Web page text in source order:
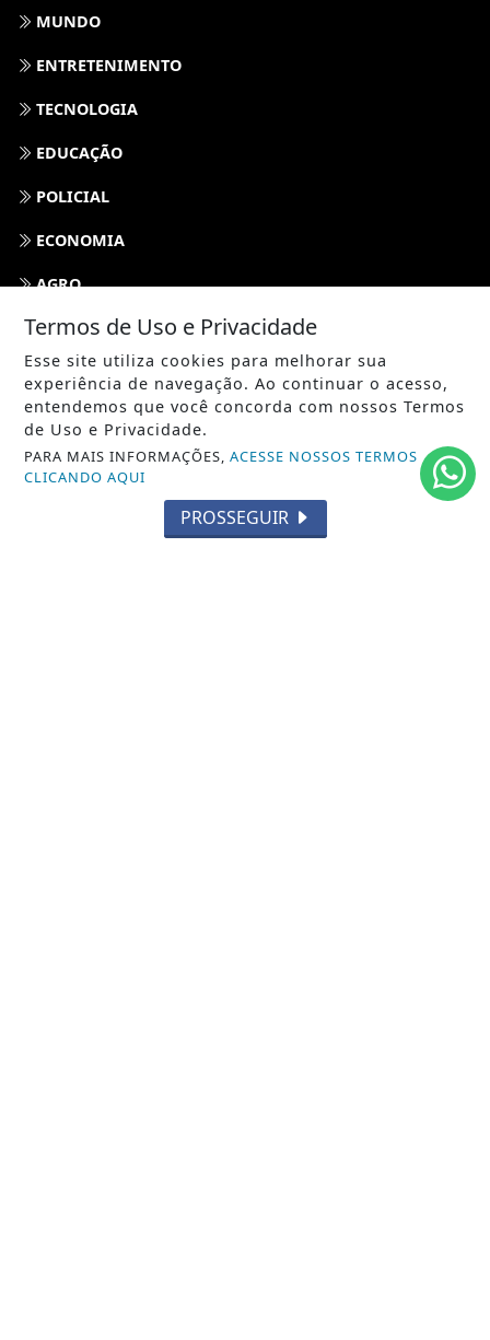
MUNDO
ENTRETENIMENTO
TECNOLOGIA
EDUCAÇÃO
POLICIAL
ECONOMIA
AGRO
PARCERIA
ESPORTES
CÂMARA DOS DEPUTADOS
AGÊNCIA DINO
Termos de Uso e Privacidade
Esse site utiliza cookies para melhorar sua
experiência de navegação. Ao continuar o acesso,
entendemos que você concorda com nossos Termos
de Uso e Privacidade.
PARA MAIS INFORMAÇÕES,ACESSE NOSSOS TERMOS
CLICANDO AQUI
PROSSEGUIR